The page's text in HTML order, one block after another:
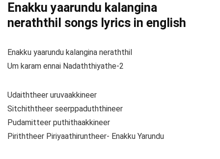
Enakku yaarundu kalangina
neraththil songs lyrics in english
Enakku yaarundu kalangina neraththil
Um karam ennai Nadaththiyathe-2
Udaiththeer uruvaakkineer
Sitchiththeer seerppaduththineer
Pudamitteer puthithaakkineer
Piriththeer Piriyaathiruntheer- Enakku Yarundu